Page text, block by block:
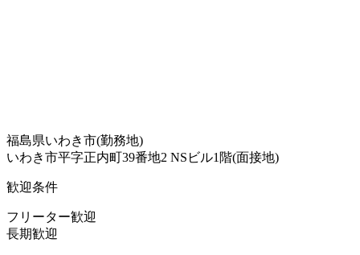
福島県いわき市(勤務地)
いわき市平字正内町39番地2 NSビル1階(面接地)
歓迎条件
フリーター歓迎
長期歓迎